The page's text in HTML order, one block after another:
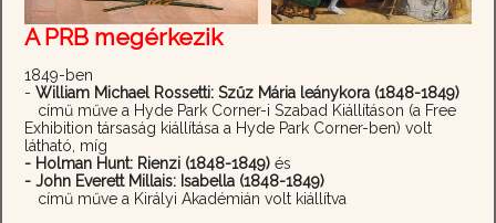
A PRB megérkezik
1849-ben
-William Michael Rossetti: Szűz Mária leánykora (1848-1849)
című műve a Hyde Park Corner-i Szabad Kiállításon (a Free
Exhibition társaság kiállítása a Hyde Park Corner-ben) volt
látható, míg
- Holman Hunt: Rienzi (1848-1849) és
- John Everett Millais: Isabella (1848-1849)
című műve a Királyi Akadémián volt kiállítva